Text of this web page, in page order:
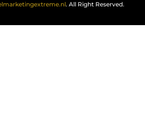
. All Right Reserved.